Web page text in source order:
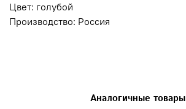
Цвет: голубой
Производство: Россия
Аналогичные товары